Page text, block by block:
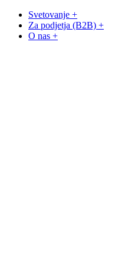
Svetovanje +
Za podjetja (B2B) +
O nas +